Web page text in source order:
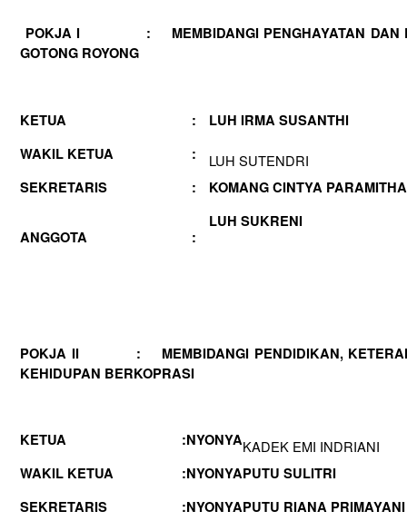
POKJA I : MEMBIDANGI PENGHAYATAN DAN
GOTONG ROYONG
KETUA :
LUH IRMA SUSANTHI
WAKIL KETUA
:
LUH SUTENDRI
SEKRETARIS
: KOMANG CINTYA
ANGGOTA :
LUH SUKRENI
POKJA II : MEMBIDANGI PENDIDIKAN,
KEHIDUPAN BERKOPRASI
KETUA :NYONYAKADEK EMI INDRIANI
WAKIL KETUA
:NYONYAPUTU SULITRI
SEKRETARIS
:NYONYAPUTU RIANA